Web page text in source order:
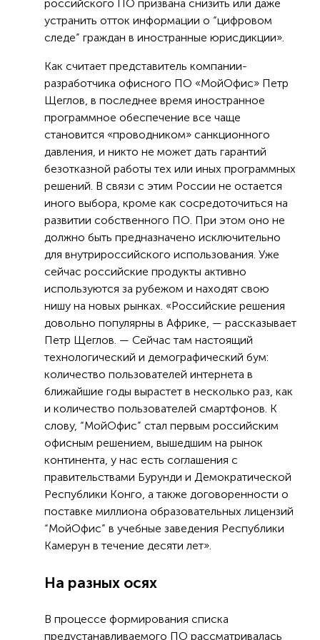
российского ПО призвана снизить или даже
устранить отток информации о “цифровом
следе” граждан в иностранные юрисдикции».
Как считает представитель компании-
разработчика офисного ПО «МойОфис» Петр
Щеглов, в последнее время иностранное
программное обеспечение все чаще
становится «проводником» санкционного
давления, и никто не может дать гарантий
безотказной работы тех или иных программных
решений. В связи с этим России не остается
иного выбора, кроме как сосредоточиться на
развитии собственного ПО. При этом оно не
должно быть предназначено исключительно
для внутрироссийского использования. Уже
сейчас российские продукты активно
используются за рубежом и находят свою
нишу на новых рынках. «Российские решения
довольно популярны в Африке, — рассказывает
Петр Щеглов. — Сейчас там настоящий
технологический и демографический бум:
количество пользователей интернета в
ближайшие годы вырастет в несколько раз, как
и количество пользователей смартфонов. К
слову, “МойОфис” стал первым российским
офисным решением, вышедшим на рынок
континента, у нас есть соглашения с
правительствами Бурунди и Демократической
Республики Конго, а также договоренности о
поставке миллиона образовательных лицензий
“МойОфис” в учебные заведения Республики
Камерун в течение десяти лет».
На разных осях
В процессе формирования списка
предустанавливаемого ПО рассматривалась